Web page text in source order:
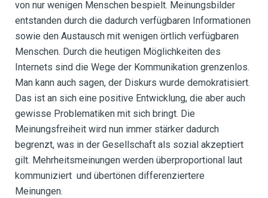
von nur wenigen Menschen bespielt. Meinungsbilder
entstanden durch die dadurch verfügbaren Informationen
sowie den Austausch mit wenigen örtlich verfügbaren
Menschen. Durch die heutigen Möglichkeiten des
Internets sind die Wege der Kommunikation grenzenlos.
Man kann auch sagen, der Diskurs wurde demokratisiert.
Das ist an sich eine positive Entwicklung, die aber auch
gewisse Problematiken mit sich bringt. Die
Meinungsfreiheit wird nun immer stärker dadurch
begrenzt, was in der Gesellschaft als sozial akzeptiert
gilt. Mehrheitsmeinungen werden überproportional laut
kommuniziert und übertönen differenziertere
Meinungen.